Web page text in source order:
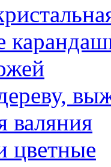
валяния
цветные